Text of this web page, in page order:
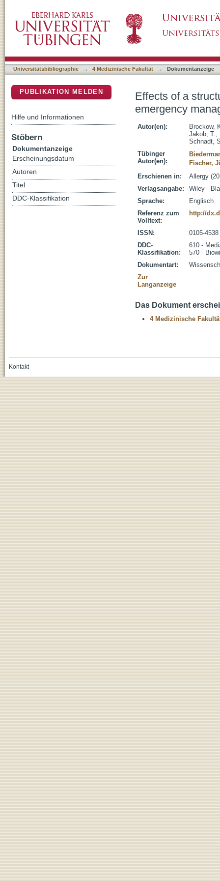
patients at risk for anaphylaxis
Universitätsbibliographie → 4 Medizinische Fakultät → Dokumentanzeige
Effects of a
emergency
Autor(en):
Brockow,
Jakob, T.;
Schnadt,
Tübinger
Autor(en):
Fischer,
Erschienen in:
Allergy
Verlagsangabe:
Wiley -
Sprache:
Englisch
Referenz zum
Volltext:
http://
ISSN:
0105-4538
DDC-
Klassifikation:
610 -
570 -
Dokumentart:
Zur
Langanzeige
Das Dokument
4 Medizinische
PUBLIKATION MELDEN
Hilfe und Informationen
Stöbern
Dokumentanzeige
Erscheinungsdatum
Autoren
Titel
DDC-Klassifikation
Kontakt